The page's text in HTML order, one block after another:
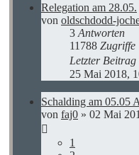
Relegation am 28.05.
von oldschdodd-
3 Antworten
11788 Zugriffe
Letzter Beitrag
25 Mai 2018,
Schalding am 05.05
von faj0 » 02 Mai
1